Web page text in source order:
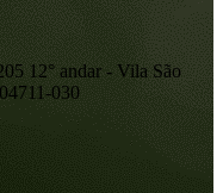
12° andar - Vila São
030